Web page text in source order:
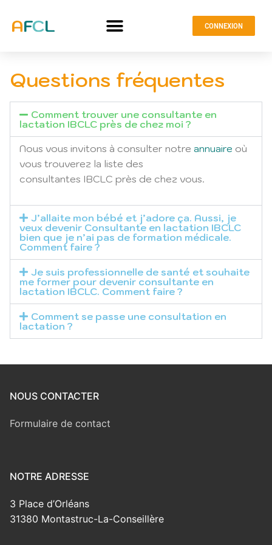
CONNEXION
Questions fréquentes
Comment trouver une consultante en
lactation IBCLC près de chez moi ?
Nous vous invitons à consulter notre annuaire où
vous trouverez la liste des
consultantes IBCLC près de chez vous.
J’allaite mon bébé et j’adore ça. Aussi, je
veux devenir Consultante en lactation IBCLC
bien que je n’ai pas de formation médicale.
Comment faire ?
Je suis professionnelle de santé et souhaite
me former pour devenir consultante en
lactation IBCLC. Comment faire ?
Comment se passe une consultation en
lactation ?
NOUS CONTACTER
Formulaire de contact
NOTRE ADRESSE
3 Place d’Orléans
31380 Montastruc-La-Conseillère